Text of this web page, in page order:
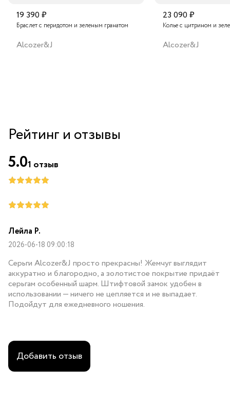
19 390 ₽
Браслет с перидотом и зеленым гранатом
Alcozer&J
23 090 ₽
Колье с цитрином и
Alcozer&J
Рейтинг и отзывы
Лейла Р.
2026-06-18 09:00:18
Серьги Alcozer&J просто прекрасны! Жемчуг выглядит
аккуратно и благородно, а золотистое покрытие придаёт
серьгам особенный шарм. Штифтовой замок удобен в
использовании — ничего не цепляется и не выпадает.
Подойдут для ежедневного ношения.
5.01 отзыв
Добавить отзыв